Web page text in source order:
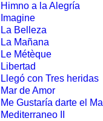
Himno a la Alegría
Imagine
La Belleza
La Mañana
Le Métèque
Libertad
Llegó con Tres heridas
Mar de Amor
Me Gustaría darte el
Mediterraneo II